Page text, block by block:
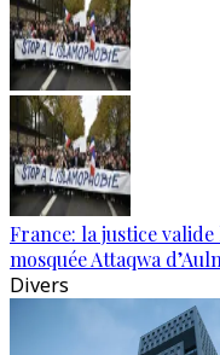
France: la justice
mosquée Attaqwa
Divers